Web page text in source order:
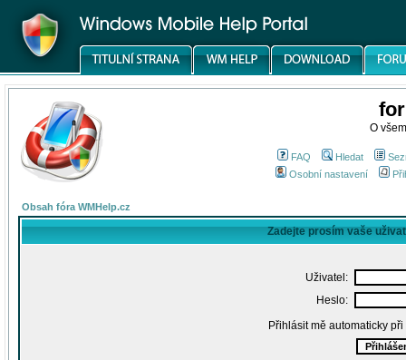
O
FAQ Hledat
Osobní nastavení
Obsah fóra WMHelp.cz
Zadejte prosím vaše
Uživatel:
Heslo:
Přihlásit mě automaticky